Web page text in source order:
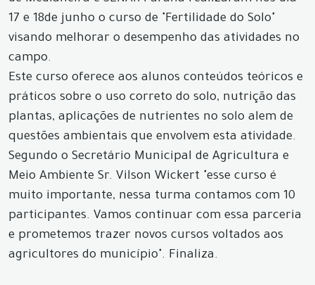
17 e 18de junho o curso de "Fertilidade do Solo"
visando melhorar o desempenho das atividades no
campo.
Este curso oferece aos alunos conteúdos teóricos e
práticos sobre o uso correto do solo, nutrição das
plantas, aplicações de nutrientes no solo alem de
questões ambientais que envolvem esta atividade.
Segundo o Secretário Municipal de Agricultura e
Meio Ambiente Sr. Vilson Wickert "esse curso é
muito importante, nessa turma contamos com 10
participantes. Vamos continuar com essa parceria
e prometemos trazer novos cursos voltados aos
agricultores do município". Finaliza.